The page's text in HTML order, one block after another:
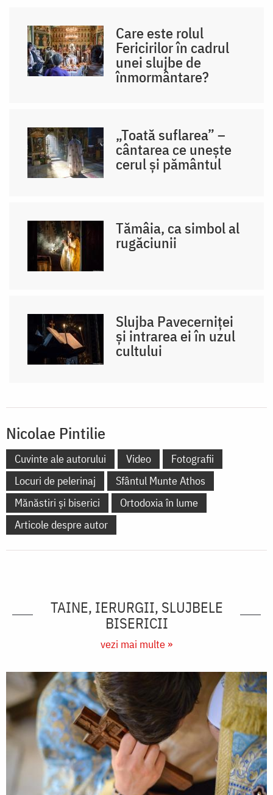
Care este rolul
Fericirilor în cadrul
unei slujbe de
înmormântare?
„Toată suflarea” –
cântarea ce unește
cerul și pământul
Tămâia, ca simbol al
rugăciunii
Slujba Pavecerniței
și intrarea ei în uzul
cultului
Nicolae Pintilie
Cuvinte ale autorului Video
Fotografii
Locuri de pelerinaj
Sfântul Munte Athos
Mănăstiri și biserici
Ortodoxia în lume
Articole despre autor
TAINE, IERURGII, SLUJBELE
BISERICII
vezi mai multe »